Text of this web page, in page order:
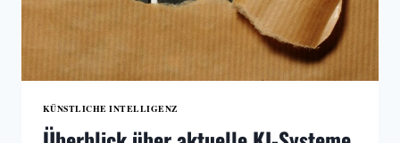
KÜNSTLICHE INTELLIGENZ